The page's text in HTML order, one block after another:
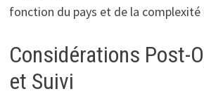
fonction du pays et de la complexité
Considérations Post-
et Suivi